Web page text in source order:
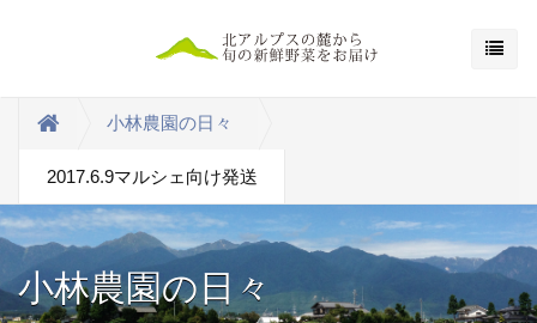
小林農園の日々
2017.6.9マルシェ向け発送
小林農園の日々